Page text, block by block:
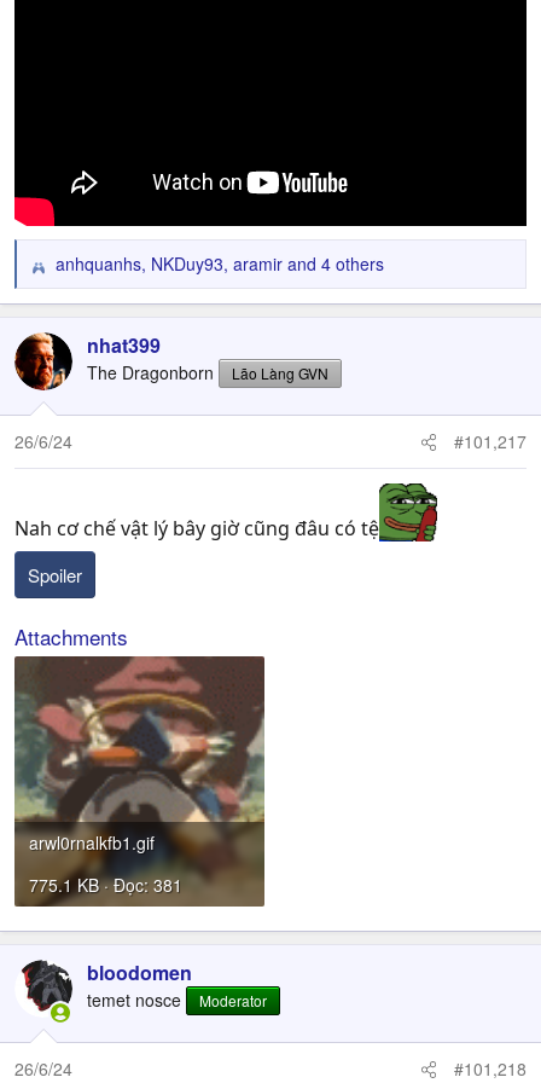
R
e
c
t
i
o
n
anhquanhs, NKDuy93, aramir and 4 others
nhat399
The Dragonborn Lão Làng GVN
26/6/24 #101,217
Nah cơ chế vật lý bây giờ cũng đâu có tệ
Spoiler
Attachments
arwl0rnalkfb1.gif
775.1 KB · Đọc: 381
bloodomen
temet nosce Moderator
26/6/24 #101,218